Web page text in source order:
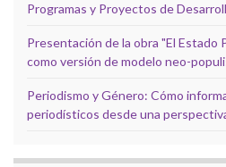
Programas y Proyectos de
Presentación de la obra "El Estado
como versión de modelo neo-
Periodismo y Género: Cómo
periodísticos desde una